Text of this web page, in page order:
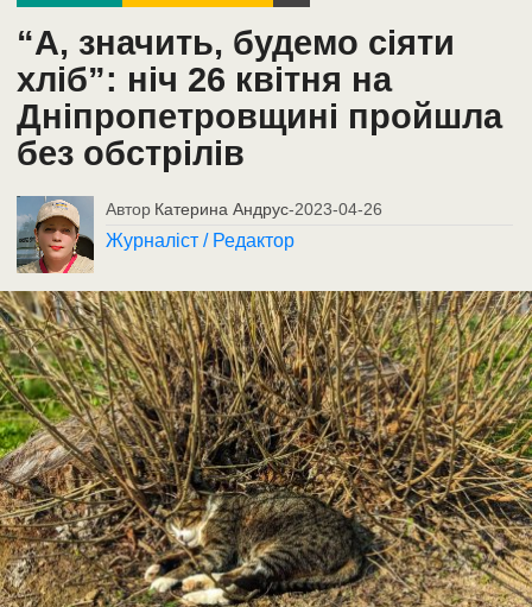
“А, значить, будемо сіяти
хліб”: ніч 26 квітня на
Дніпропетровщині пройшла
без обстрілів
Автор Катерина Андрус-2023-04-26
Журналіст / Редактор